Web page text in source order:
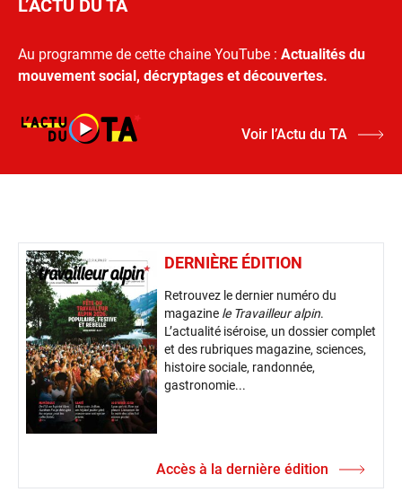
L’ACTU DU TA
Au programme de cette chaine YouTube : Actualités du
mouvement social, décryptages et découvertes.
Voir l’Actu du TA
DERNIÈRE ÉDITION
Retrouvez le dernier numéro du
magazine le Travailleur alpin.
L’actualité iséroise, un dossier complet
et des rubriques magazine, sciences,
histoire sociale, randonnée,
gastronomie...
Accès à la dernière édition